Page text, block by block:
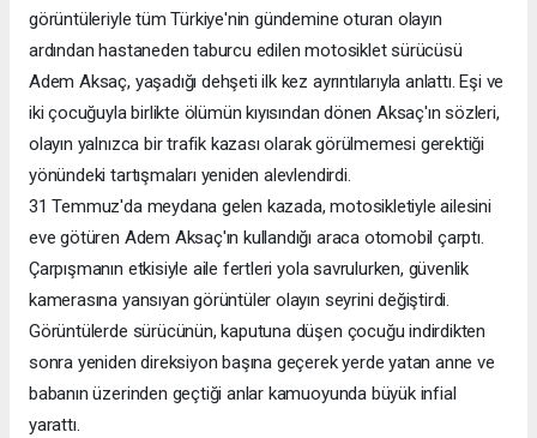
görüntüleriyle tüm Türkiye'nin gündemine oturan olayın
ardından hastaneden taburcu edilen motosiklet sürücüsü
Adem Aksaç, yaşadığı dehşeti ilk kez ayrıntılarıyla anlattı. Eşi ve
iki çocuğuyla birlikte ölümün kıyısından dönen Aksaç'ın sözleri,
olayın yalnızca bir trafik kazası olarak görülmemesi gerektiği
yönündeki tartışmaları yeniden alevlendirdi.
31 Temmuz'da meydana gelen kazada, motosikletiyle ailesini
eve götüren Adem Aksaç'ın kullandığı araca otomobil çarptı.
Çarpışmanın etkisiyle aile fertleri yola savrulurken, güvenlik
kamerasına yansıyan görüntüler olayın seyrini değiştirdi.
Görüntülerde sürücünün, kaputuna düşen çocuğu indirdikten
sonra yeniden direksiyon başına geçerek yerde yatan anne ve
babanın üzerinden geçtiği anlar kamuoyunda büyük infial
yarattı.